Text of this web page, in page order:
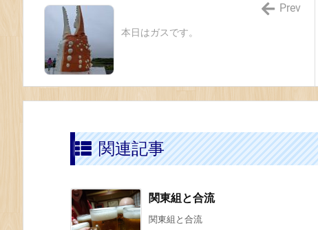
本日はガスです。
Prev
関連記事
関東組と合流
関東組と合流